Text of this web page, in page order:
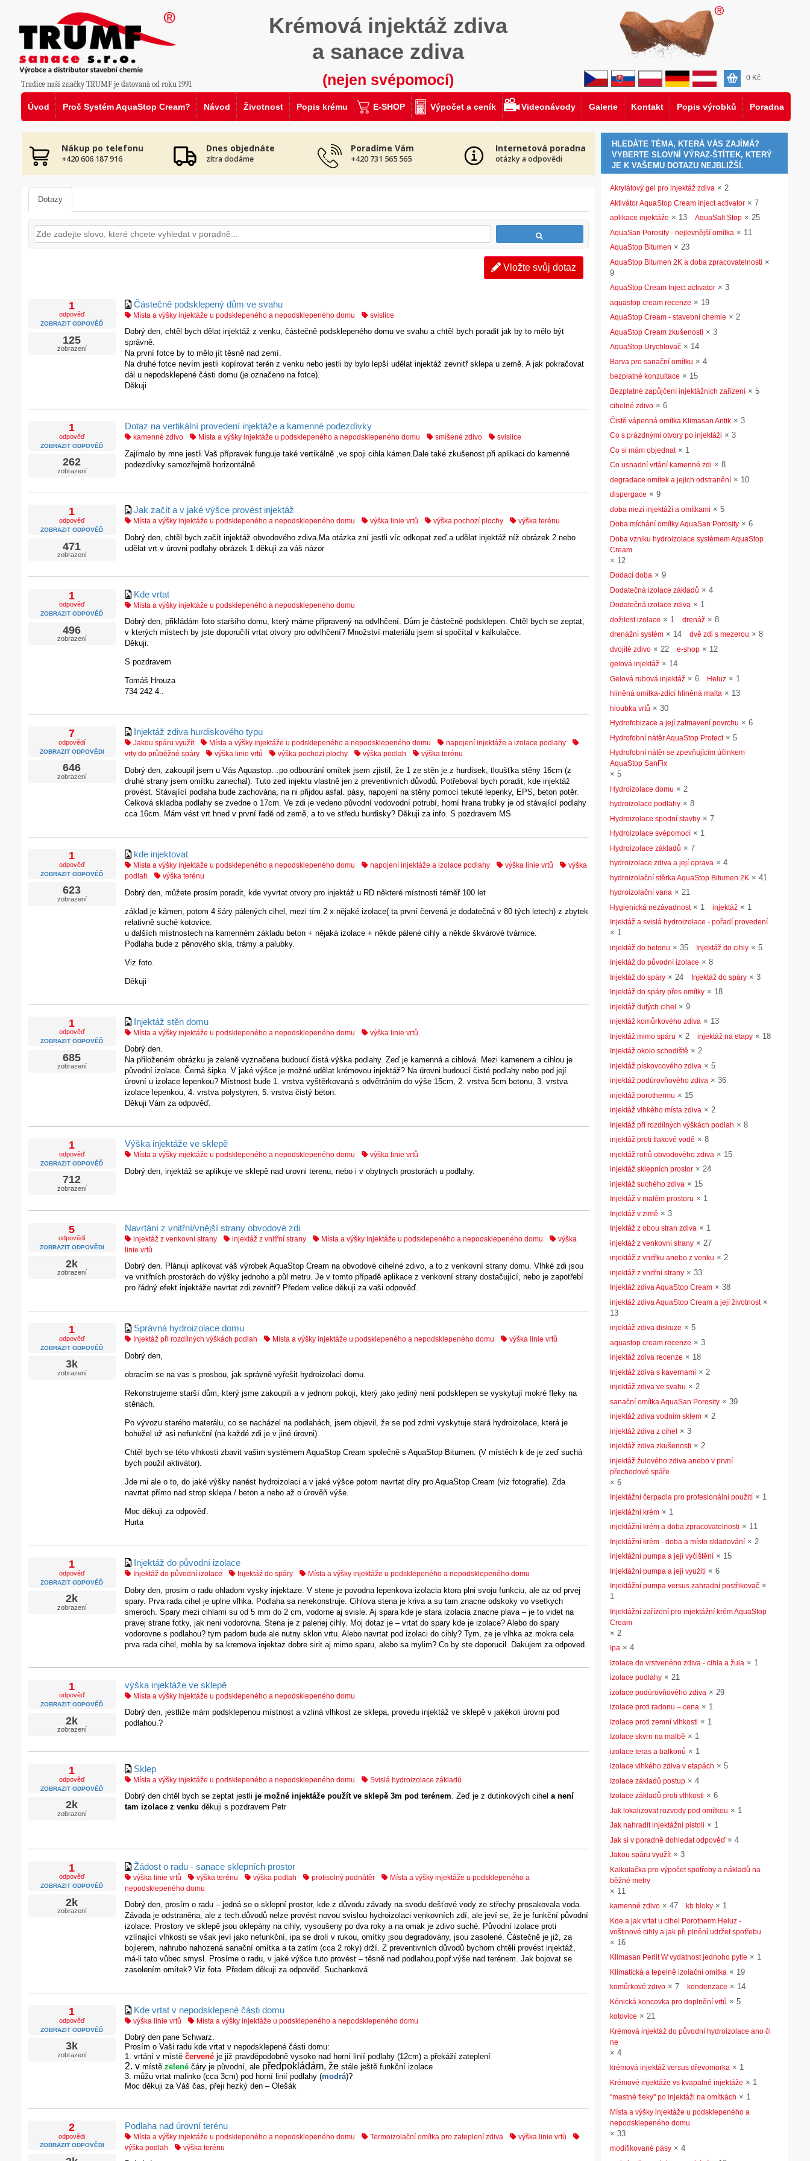
Úvod Proč Systém AquaStop Cream? Návod Životnost Popis krému E-SHOP Výpočet a ceník Videonávody Galerie Kontakt Popis výrobků Poradna
Tradice naší značky TRUMF je datovaná od roku 1991
0 Kč
Krémová injektáž zdiva
a sanace zdiva
(nejen svépomocí)
Nákup po telefonu
+420 606 187 916
Dnes objednáte
zítra dodáme
Poradíme Vám
+420 731 565 565
Internetová poradna
otázky a odpovědi
Dotazy
Vložte svůj dotaz
1
odpověď
ZOBRAZIT ODPOVĚĎ
125
zobrazení
Částečně podsklepený dům ve svahu
Místa a výšky injektáže u podsklepeného a nepodsklepeného domu svislice
Dobrý den, chtěl bych dělat injektáž z venku, částečně podsklepeného domu ve svahu a chtěl bych poradit jak by to mělo být
správně.
Na první fotce by to mělo jít těsně nad zemí.
Na druhé fotce nevím jestli kopírovat terén z venku nebo jestli by bylo lepší udělat injektáž zevnitř sklepa u země. A jak pokračovat
dál u nepodsklepené části domu (je označeno na fotce).
Děkuji
1
odpověď
ZOBRAZIT ODPOVĚĎ
262
zobrazení
Dotaz na vertikální provedení injektáže a kamenné podezdívky
kamenné zdivo Místa a výšky injektáže u podsklepeného a nepodsklepeného domu smíšené zdivo svislice
Zajímalo by mne jestli Vaš přípravek funguje také vertikálně ,ve spoji cihla kámen.Dale také zkušenost při aplikaci do kamenné
podezdívky samozřejmě horizontálně.
1
odpověď
ZOBRAZIT ODPOVĚĎ
471
zobrazení
Jak začít a v jaké výšce provést injektáž
Místa a výšky injektáže u podsklepeného a nepodsklepeného domu výška linie vrtů výška pochozí plochy výška terénu
Dobrý den, chtěl bych začít injektáž obvodového zdiva.Ma otázka zní jestli víc odkopat zeď.a udělat injektáž níž obrázek 2 nebo
udělat vrt v úrovni podlahy obrázek 1 děkuji za váš názor
1
odpověď
ZOBRAZIT ODPOVĚĎ
496
zobrazení
Kde vrtat
Místa a výšky injektáže u podsklepeného a nepodsklepeného domu
Dobrý den, přikládám foto staršího domu, který máme připravený na odvlhčení. Dům je částečně podsklepen. Chtěl bych se zeptat,
v kterých místech by jste doporučili vrtat otvory pro odvlhčení? Množství materiálu jsem si spočítal v kalkulačce.
Děkuji.
S pozdravem
Tomáš Hrouza
734 242 4..
7
odpovědí
ZOBRAZIT ODPOVĚDI
646
zobrazení
Injektáž zdiva hurdiskového typu
Jakou spáru využít Místa a výšky injektáže u podsklepeného a nepodsklepeného domu
napojení injektáže a izolace podlahy
vrty do průběžné spáry
výška linie vrtů výška pochozí plochy výška podlah výška terénu
Dobrý den, zakoupil jsem u Vás Aquastop…po odbourání omítek jsem zjistil, že 1 ze stěn je z hurdisek, tloušťka stěny 16cm (z
druhé strany jsem omítku zanechal). Tuto zeď injektu vlastně jen z preventivních důvodů. Potřeboval bych poradit, kde injektáž
provést. Stávající podlaha bude zachována, na ni přijdou asfal. pásy, napojení na stěny pomocí tekuté lepenky, EPS, beton potěr.
Celková skladba podlahy se zvedne o 17cm. Ve zdi je vedeno původní vodovodní potrubí, horní hrana trubky je od stávající podlahy
cca 16cm. Mám vést vrt hned v první řadě od země, a to ve středu hurdisky? Děkuji za info. S pozdravem MS
1
odpověď
ZOBRAZIT ODPOVĚĎ
623
zobrazení
kde injektovat
Místa a výšky injektáže u podsklepeného a nepodsklepeného domu napojení injektáže a izolace podlahy výška linie vrtů
výška
podlah
výška terénu
Dobrý den, můžete prosím poradit, kde vyvrtat otvory pro injektáž u RD některé místnosti téměř 100 let
základ je kámen, potom 4 šáry pálených cihel, mezi tím 2 x nějaké izolace( ta první červená je dodatečná v 80 tých letech) z zbytek
relativně suché kotovice.
u dalších místnostech na kamenném základu beton + nějaká izolace + někde pálené cihly a někde škvárové tvárnice.
Podlaha bude z pěnového skla, trámy a palubky.
Viz foto.
Děkuji
1
odpověď
ZOBRAZIT ODPOVĚĎ
685
zobrazení
Injektáž stěn domu
Místa a výšky injektáže u podsklepeného a nepodsklepeného domu výška linie vrtů
Dobrý den.
Na přiloženém obrázku je zeleně vyznačena budoucí čistá výška podlahy. Zeď je kamenná a cihlová. Mezi kamenem a cihlou je
původní izolace. Černá šipka. V jaké výšce je možné udělat krémovou injektáž? Na úrovni budoucí čisté podlahy nebo pod její
úrovní u izolace lepenkou? Místnost bude 1. vrstva vyštěrkovaná s odvětráním do výše 15cm, 2. vrstva 5cm betonu, 3. vrstva
izolace lepenkou, 4. vrstva polystyren, 5. vrstva čistý beton.
Děkuji Vám za odpověď.
1
odpověď
ZOBRAZIT ODPOVĚĎ
712
zobrazení
Výška injektáže ve sklepě
Místa a výšky injektáže u podsklepeného a nepodsklepeného domu výška linie vrtů
Dobrý den, injektáž se aplikuje ve sklepě nad urovni terenu, nebo i v obytnych prostorách u podlahy.
5
odpovědí
ZOBRAZIT ODPOVĚDI
2k
zobrazení
Navrtání z vnitřní/vnější strany obvodové zdi
injektáž z venkovní strany injektáž z vnitřní strany Místa a výšky injektáže u podsklepeného a nepodsklepeného domu
výška
linie vrtů
Dobrý den. Plánuji aplikovat váš výrobek AquaStop Cream na obvodové cihelné zdivo, a to z venkovní strany domu. Vlhké zdi jsou
ve vnitřních prostorách do výšky jednoho a půl metru. Je v tomto případě aplikace z venkovní strany dostačující, nebo je zapotřebí
pro řádný efekt injektáže navrtat zdi zevnitř? Předem velice děkuji za vaši odpověď.
1
odpověď
ZOBRAZIT ODPOVĚĎ
3k
zobrazení
Správná hydroizolace domu
Injektáž při rozdílných výškách podlah Místa a výšky injektáže u podsklepeného a nepodsklepeného domu výška linie vrtů
Dobrý den,
obracím se na vas s prosbou, jak správně vyřešit hydroizolaci domu.
Rekonstrujeme starší dům, který jsme zakoupili a v jednom pokoji, který jako jediný není podsklepen se vyskytují mokré fleky na
stěnách.
Po vývozu starého materálu, co se nacházel na podlahách, jsem objevil, že se pod zdmi vyskytuje stará hydroizolace, která je
bohužel už asi nefunkční (na každé zdi je v jiné úrovni).
Chtěl bych se této vlhkosti zbavit vašim systémem AquaStop Cream společně s AquaStop Bitumen. (V místěch k de je zeď suchá
bych použil aktivátor).
Jde mi ale o to, do jaké výšky nanést hydroizolaci a v jaké výšce potom navrtat díry pro AquaStop Cream (viz fotografie). Zda
navrtat přímo nad strop sklepa / beton a nebo až o úrověň výše.
Moc děkuji za odpověď.
Hurta
1
odpověď
ZOBRAZIT ODPOVĚĎ
2k
zobrazení
Injektáž do původní izolace
Injektáž do původní izolace Injektáž do spáry Místa a výšky injektáže u podsklepeného a nepodsklepeného domu
Dobry den, prosim o radu ohladom vysky injektaze. V stene je povodna lepenkova izolacia ktora plni svoju funkciu, ale az od prvej
spary. Prva rada cihel je uplne vlhka. Podlaha sa nerekonstruje. Cihlova stena je kriva a su tam znacne odskoky vo vsetkych
smeroch. Spary mezi cihlami su od 5 mm do 2 cm, vodorne aj svisle. Aj spara kde je stara izolacia znacne plava – je to videt na
pravej strane fotky, jak neni vodorovna. Stena je z palenej cihly. Moj dotaz je – vrtat do spary kde je izolace? Alebo do spary
vodorovne s podlahou? tym padom bude ale nutny sklon vrtu. Alebo navrtat pod izolaci do cihly? Tym, ze je vlhka az mokra cela
prva rada cihel, mohla by sa kremova injektaz dobre sirit aj mimo sparu, alebo sa mylim? Co by ste doporucil. Dakujem za odpoved.
1
odpověď
ZOBRAZIT ODPOVĚĎ
2k
zobrazení
výška injektáže ve sklepě
Místa a výšky injektáže u podsklepeného a nepodsklepeného domu
Dobrý den, jestliže mám podsklepenou místnost a vzliná vlhkost ze sklepa, provedu injektáž ve sklepě v jakékoli úrovni pod
podlahou.?
1
odpověď
ZOBRAZIT ODPOVĚĎ
2k
zobrazení
Sklep
Místa a výšky injektáže u podsklepeného a nepodsklepeného domu Svislá hydroizolace základů
Dobrý den chtěl bych se zeptat jestli je možné injektáže použít ve sklepě 3m pod terénem. Zeď je z dutinkových cihel a není
tam izolace z venku děkuji s pozdravem Petr
1
odpověď
ZOBRAZIT ODPOVĚĎ
2k
zobrazení
Žádost o radu - sanace sklepních prostor
výška linie vrtů výška terénu výška podlah protisolný podnátěr
Místa a výšky injektáže u podsklepeného a
nepodsklepeného domu
Dobrý den, prosím o radu – jedná se o sklepní prostor, kde z důvodu závady na svodu dešťové vody ze střechy prosakovala voda.
Závada je odstraněna, ale z tech.důvodů nelze provést novou svislou hydroizolaci venkovních zdí, ale jeví se, že je funkční původní
izolace. Prostory ve sklepě jsou oklepány na cihly, vysoušeny po dva roky a na omak je zdivo suché. Původní izolace proti
vzlínající vlhkosti se však jeví jako nefunkční, ipa se drolí v rukou, omítky jsou degradovány, jsou zasolené. Částečně je již, za
bojlerem, nahrubo nahozená sanační omítka a ta zatím (cca 2 roky) drží. Z preventivních důvodů bychom chtěli provést injektáž,
má-li tato vůbec smysl. Prosíme o radu, v jaké výšce tuto provést – těsně nad podlahou,popř.výše nad terénem. Jak bojovat se
zasolením omítek? Viz fota. Předem děkuji za odpověď. Suchanková
1
odpověď
ZOBRAZIT ODPOVĚĎ
3k
zobrazení
Kde vrtat v nepodsklepené části domu
výška linie vrtů Místa a výšky injektáže u podsklepeného a nepodsklepeného domu
Dobrý den pane Schwarz.
Prosím o Vaši radu kde vrtat v nepodsklepené části domu:
1. vrtání v místě červenéje již pravděpodobně vysoko nad horní linií podlahy (12cm) a překáží zateplení
2. vmístě zelenéčáry je původní, ale předpokládám, žestále ještě funkční izolace
3. můžu vrtat malinko (cca 3cm) pod horní linií podlahy (modrá)?
Moc děkuji za Váš čas, přeji hezký den – Olešák
2
odpovědi
ZOBRAZIT ODPOVĚDI
Podlaha nad úrovní terénu
Místa a výšky injektáže u podsklepeného a nepodsklepeného domu Termoizolační omítka pro zateplení zdiva
výška linie vrtů
výška podlah
výška terénu
HLEDÁTE TÉMA, KTERÁ VÁS ZAJÍMÁ?
VYBERTE SLOVNÍ VÝRAZ-ŠTÍTEK, KTERÝ
JE K VAŠEMU DOTAZU NEJBLIŽŠÍ.
Akrylátový gel pro injektáž zdiva × 2
Aktivátor AquaStop Cream Inject activator × 7
aplikace injektáže × 13 AquaSalt Stop × 25
AquaSan Porosity - nejlevnější omítka × 11
AquaStop Bitumen × 23
AquaStop Bitumen 2K a doba zpracovatelnosti ×
9
AquaStop Cream Inject activator × 3
aquastop cream recenze × 19
AquaStop Cream - stavební chemie × 2
AquaStop Cream zkušenosti × 3
AquaStop Urychlovač × 14
Barva pro sanační omítku × 4
bezplatné konzultace × 15
Bezplatné zapůjčení injektážních zařízení × 5
cihelné zdivo × 6
Čistě vápenná omítka Klimasan Antik × 3
Co s prázdnými otvory po injektáži × 3
Co si mám objednat× 1
Co usnadní vrtání kamenné zdi × 8
degradace omítek a jejich odstranění × 10
dispergace × 9
doba mezi injektáží a omítkami × 5
Doba míchání omítky AquaSan Porosity × 6
Doba vzniku hydroizolace systémem AquaStop
Cream
× 12
Dodací doba × 9
Dodatečná izolace základů × 4
Dodatečná izolace zdiva × 1
dožilost izolace × 1 drenáž × 8
drenážní systém × 14 dvě zdi s mezerou × 8
dvojité zdivo × 22 e-shop × 12
gelová injektáž × 14
Gelová rubová injektáž × 6 Heluz × 1
hliněná omítka-zdící hliněná malta × 13
hloubka vrtů × 30
Hydrofobizace a její zatmavení povrchu × 6
Hydrofobní nátěr AquaStop Protect× 5
Hydrofobní nátěr se zpevňujícím účinkem
AquaStop SanFix
× 5
Hydroizolace domu × 2
hydroizolace podlahy × 8
Hydroizolace spodní stavby × 7
Hydroizolace svépomocí × 1
Hydroizolace základů × 7
hydroizolace zdiva a její oprava × 4
hydroizolační stěrka AquaStop Bitumen 2K × 41
hydroizolační vana × 21
Hygienická nezávadnost× 1 injektáž × 1
Injektáž a svislá hydroizolace - pořadí provedení
× 1
injektáž do betonu × 35 Injektáž do cihly × 5
Injektáž do původní izolace × 8
Injektáž do spáry × 24 Injektáž do spáry × 3
Injektáž do spáry přes omítky × 18
injektáž dutých cihel × 9
injektáž komůrkového zdiva × 13
Injektáž mimo spáru × 2 injektáž na etapy × 18
Injektáž okolo schodiště × 2
injektáž pískovcového zdiva × 5
injektáž podúrovňového zdiva × 36
injektáž porothermu × 15
injektáž vlhkého místa zdiva × 2
Injektáž při rozdílných výškách podlah × 8
injektáž proti tlakové vodě × 8
injektáž rohů obvodového zdiva × 15
injektáž sklepních prostor × 24
injektáž suchého zdiva × 15
Injektáž v malém prostoru × 1
Injektáž v zimě × 3
Injektáž z obou stran zdiva × 1
injektáž z venkovní strany × 27
injektáž z vnitřku anebo z venku × 2
injektáž z vnitřní strany × 33
Injektáž zdiva AquaStop Cream × 38
injektáž zdiva AquaStop Cream a její životnost×
13
injektáž zdiva diskuze × 5
aquastop cream recenze × 3
injektáž zdiva recenze × 18
Injektáž zdiva s kavernami × 2
injektáž zdiva ve svahu × 2
sanační omítka AquaSan Porosity × 39
injektáž zdiva vodním sklem × 2
injektáž zdiva z cihel × 3
injektáž zdiva zkušenosti × 2
injektáž žulového zdiva anebo v první
přechodové spáře
× 6
Injektážní čerpadla pro profesionální použití × 1
injektážní krém × 1
injektážní krém a doba zpracovatelnosti × 11
Injektážní krém - doba a místo skladování × 2
injektážní pumpa a její vyčištění × 15
Injektážní pumpa a její využití × 6
Injektážní pumpa versus zahradní postřikovač ×
1
Injektážní zařízení pro injektážní krém AquaStop
Cream
× 2
Ipa × 4
Izolace do vrstveného zdiva - cihla a žula × 1
izolace podlahy × 21
izolace podúrovňového zdiva × 29
izolace proti radonu – cena × 1
Izolace proti zemní vlhkosti × 1
Izolace skvrn na malbě × 1
izolace teras a balkonů × 1
izolace vlhkého zdiva v etapách × 5
Izolace základů postup × 4
Izolace základů proti vlhkosti × 6
Jak lokalizovat rozvody pod omítkou × 1
Jak nahradit injektážní pistoli × 1
Jak si v poradně dohledat odpověď× 4
Jakou spáru využít× 3
Kalkulačka pro výpočet spotřeby a nákladů na
běžné metry
× 11
kamenné zdivo × 47 kb bloky × 1
Kde a jak vrtat u cihel Porotherm Heluz -
voštinové cihly a jak při plnění udržet spotřebu
× 16
Klimasan Perlit W vydatnost jednoho pytle × 1
Klimatická a tepelně izolační omítka × 19
komůrkové zdivo × 7 kondenzace × 14
Kónická koncovka pro doplnění vrtů × 5
kotovice × 21
Krémová injektáž do původní hydroizolace ano či
ne
× 4
krémová injektáž versus dřevomorka × 1
Krémové injektáže vs kvapalné injektáže × 1
"mastné fleky" po injektáži na omítkách × 1
Místa a výšky injektáže u podsklepeného a
nepodsklepeného domu
× 33
modifikované pásy × 4